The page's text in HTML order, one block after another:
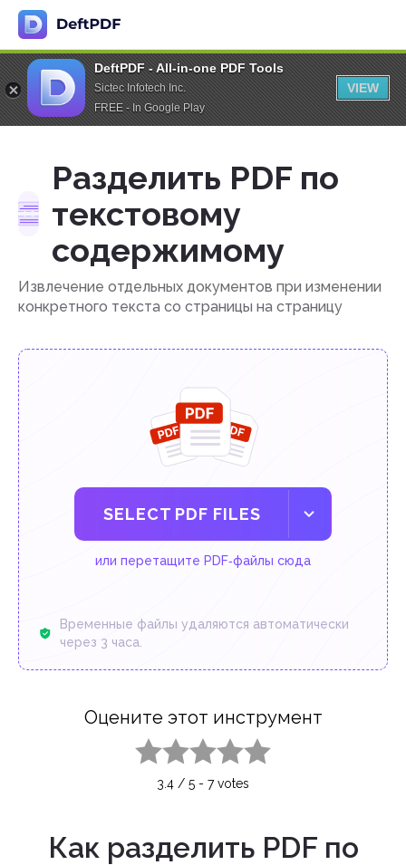
DeftPDF - All-in-one PDF Tools
Sictec Infotech Inc.
FREE - In Google Play
VIEW
Разделить PDF по
текстовому
содержимому
Извлечение отдельных документов при изменении
конкретного текста со страницы на страницу
SELECT PDF FILES
или перетащите PDF‑файлы сюда
Временные файлы удаляются автоматически
через 3 часа.
Оцените этот инструмент
3.4 / 5 - 7votes
Как разделить PDF по